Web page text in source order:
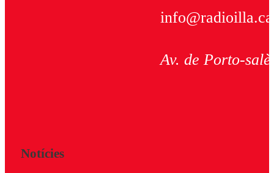
Av. de Porto-
Notícies